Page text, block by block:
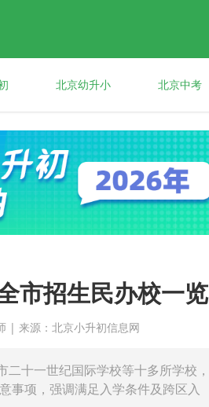
北京幼升小 北京中考
市招生民办校一览
| 来源：北京小升初信息网
十一世纪国际学校等十多所学校，
事项，强调满足入学条件及跨区入